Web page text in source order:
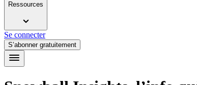
Ressources
Se connecter
S’abonner gratuitement